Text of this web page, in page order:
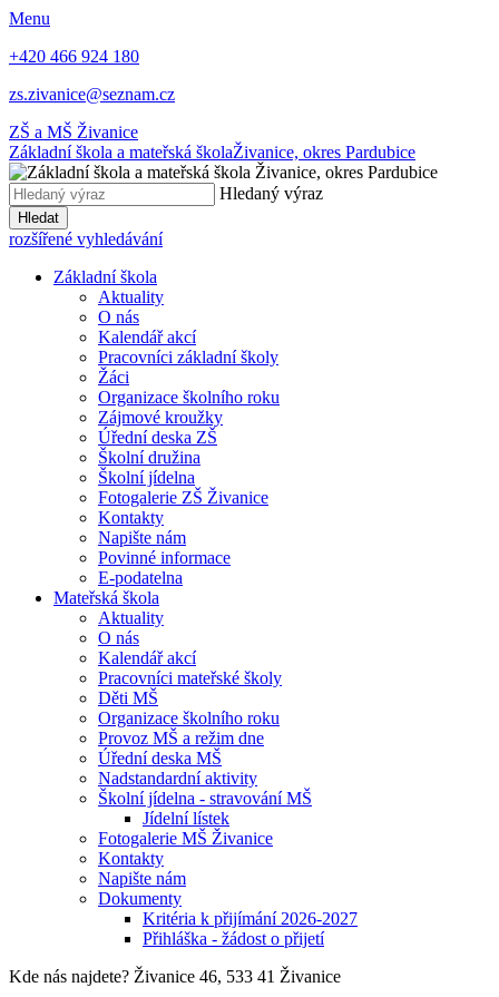
Menu
+420 466 924 180
zs.zivanice@seznam.cz
ZŠ a MŠ Živanice
Základní škola a mateřská školaŽivanice, okres Pardubice
Hledaný výraz
Hledat
rozšířené vyhledávání
Základní škola
Aktuality
O nás
Kalendář akcí
Pracovníci základní školy
Žáci
Organizace školního roku
Zájmové kroužky
Úřední deska ZŠ
Školní družina
Školní jídelna
Fotogalerie ZŠ Živanice
Kontakty
Napište nám
Povinné informace
E-podatelna
Mateřská škola
Aktuality
O nás
Kalendář akcí
Pracovníci mateřské školy
Děti MŠ
Organizace školního roku
Provoz MŠ a režim dne
Úřední deska MŠ
Nadstandardní aktivity
Školní jídelna - stravování MŠ
Jídelní lístek
Fotogalerie MŠ Živanice
Kontakty
Napište nám
Dokumenty
Kritéria k přijímání 2026-2027
Přihláška - žádost o přijetí
Kde nás najdete? Živanice 46, 533 41 Živanice